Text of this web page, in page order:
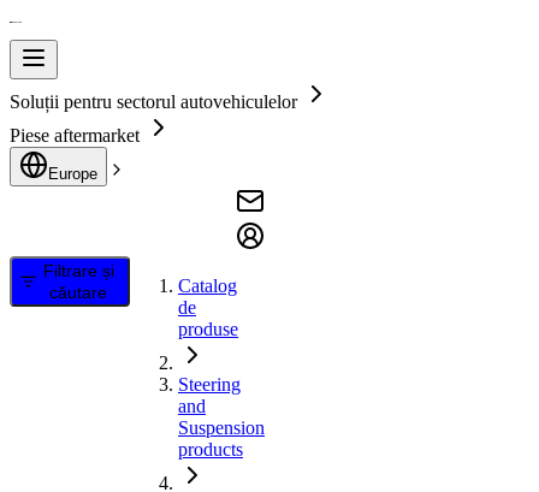
Soluții pentru sectorul autovehiculelor
Piese aftermarket
Europe
Filtrare și
căutare
Catalog
de
produse
Steering
and
Suspension
products